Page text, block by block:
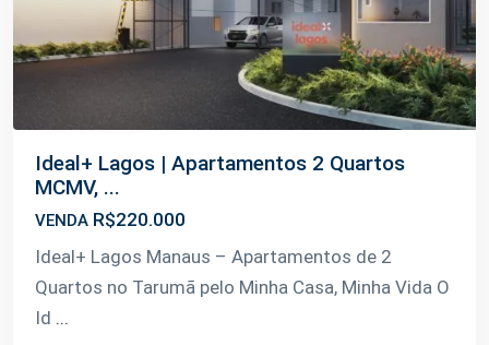
Ideal+ Lagos | Apartamentos 2 Quartos
MCMV, ...
VENDA R$220.000
Ideal+ Lagos Manaus – Apartamentos de 2
Quartos no Tarumã pelo Minha Casa, Minha Vida O
Id ...